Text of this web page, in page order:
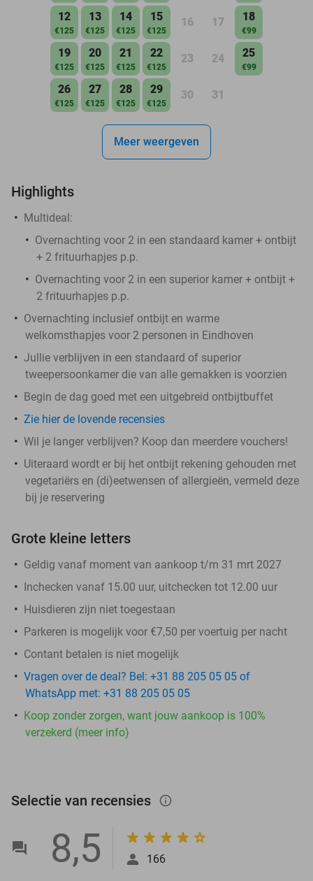
12
€125
13
€125
14
€125
15
€125
16 17 18
€99
19
€125
20
€125
21
€125
22
€125
23 24 25
€99
26
€125
27
€125
28
€125
29
€125
30 31
Meer weergeven
Highlights
Multideal:
Overnachting voor 2 in een standaard kamer + ontbijt
+ 2 frituurhapjes p.p.
Overnachting voor 2 in een superior kamer + ontbijt +
2 frituurhapjes p.p.
Overnachting inclusief ontbijt en warme
welkomsthapjes voor 2 personen in Eindhoven
Jullie verblijven in een standaard of superior
tweepersoonkamer die van alle gemakken is voorzien
Begin de dag goed met een uitgebreid ontbijtbuffet
Zie hier de lovende recensies
Wil je langer verblijven? Koop dan meerdere vouchers!
Uiteraard wordt er bij het ontbijt rekening gehouden met
vegetariërs en (di)eetwensen of allergieën, vermeld deze
bij je reservering
Grote kleine letters
Geldig vanaf moment van aankoop t/m 31 mrt 2027
Inchecken vanaf 15.00 uur, uitchecken tot 12.00 uur
Huisdieren zijn niet toegestaan
Parkeren is mogelijk voor €7,50 per voertuig per nacht
Contant betalen is niet mogelijk
Vragen over de deal? Bel: +31 88 205 05 05 of
WhatsApp met: +31 88 205 05 05
Koop zonder zorgen, want jouw aankoop is 100%
verzekerd (meer info)
Selectie van recensies info_outlined
8,5 166